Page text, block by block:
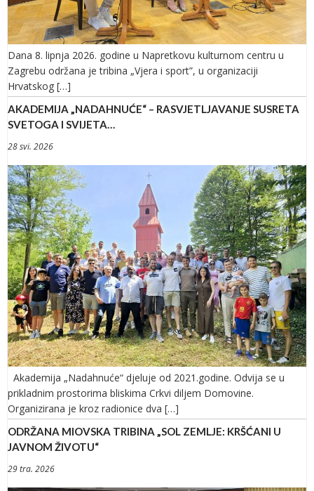
Dana 8. lipnja 2026. godine u Napretkovu kulturnom centru u
Zagrebu održana je tribina „Vjera i sport”, u organizaciji
Hrvatskog […]
AKADEMIJA „NADAHNUĆE“ – RASVJETLJAVANJE SUSRETA
SVETOGA I SVIJETA…
28 svi. 2026
Akademija „Nadahnuće“ djeluje od 2021.godine. Odvija se u
prikladnim prostorima bliskima Crkvi diljem Domovine.
Organizirana je kroz radionice dva […]
ODRŽANA MIOVSKA TRIBINA „SOL ZEMLJE: KRŠĆANI U
JAVNOM ŽIVOTU“
29 tra. 2026